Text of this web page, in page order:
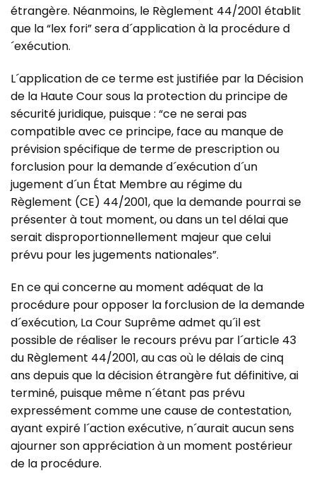
étrangère. Néanmoins, le Règlement 44/2001 établit
que la “lex fori” sera d´application à la procédure d
´exécution.
L´application de ce terme est justifiée par la Décision
de la Haute Cour sous la protection du principe de
sécurité juridique, puisque : “ce ne serai pas
compatible avec ce principe, face au manque de
prévision spécifique de terme de prescription ou
forclusion pour la demande d´exécution d´un
jugement d´un État Membre au régime du
Règlement (CE) 44/2001, que la demande pourrai se
présenter à tout moment, ou dans un tel délai que
serait disproportionnellement majeur que celui
prévu pour les jugements nationales”.
En ce qui concerne au moment adéquat de la
procédure pour opposer la forclusion de la demande
d´exécution, La Cour Suprême admet qu´il est
possible de réaliser le recours prévu par l´article 43
du Règlement 44/2001, au cas où le délais de cinq
ans depuis que la décision étrangère fut définitive, ai
terminé, puisque même n´étant pas prévu
expressément comme une cause de contestation,
ayant expiré l´action exécutive, n´aurait aucun sens
ajourner son appréciation à un moment postérieur
de la procédure.